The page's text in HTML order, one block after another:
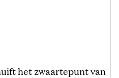
het zwaartepunt van